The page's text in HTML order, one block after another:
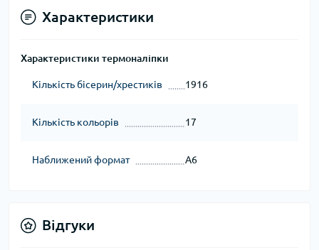
Характеристики
Характеристики термоналіпки
Кількість бісерин/хрестиків 1916
Кількість кольорів 17
Наближений формат А6
Відгуки